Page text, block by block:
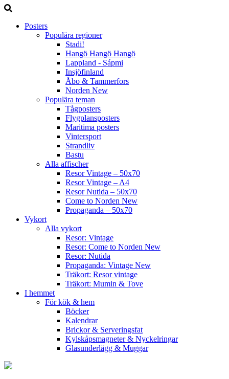
Posters
Populära regioner
Stadi!
Hangö Hangö Hangö
Lappland - Sápmi
Insjöfinland
Åbo & Tammerfors
Norden New
Populära teman
Tågposters
Flygplansposters
Maritima posters
Vintersport
Strandliv
Bastu
Alla affischer
Resor Vintage – 50x70
Resor Vintage – A4
Resor Nutida – 50x70
Come to Norden New
Propaganda – 50x70
Vykort
Alla vykort
Resor: Vintage
Resor: Come to Norden New
Resor: Nutida
Propaganda: Vintage New
Träkort: Resor vintage
Träkort: Mumin & Tove
I hemmet
För kök & hem
Böcker
Kalendrar
Brickor & Serveringsfat
Kylskåpsmagneter & Nyckelringar
Glasunderlägg & Muggar